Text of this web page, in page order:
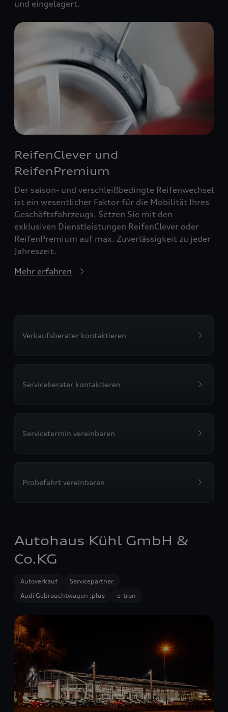
und eingelagert.
ReifenClever und
ReifenPremium
Der saison- und verschleißbedingte Reifenwechsel
ist ein wesentlicher Faktor für die Mobilität Ihres
Geschäftsfahrzeugs. Setzen Sie mit den
exklusiven Dienstleistungen ReifenClever oder
ReifenPremium auf max. Zuverlässigkeit zu jeder
Jahreszeit.
Mehr erfahren
Verkaufsberater kontaktieren
Serviceberater kontaktieren
Servicetermin vereinbaren
Probefahrt vereinbaren
Autohaus Kühl GmbH &
Co.KG
Autoverkauf
Servicepartner
Audi Gebrauchtwagen :plus
e-tron